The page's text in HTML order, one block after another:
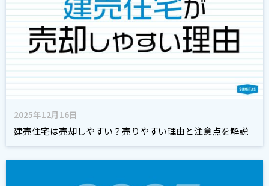
2025年12月16日
建売住宅は売却しやすい？売りやすい理由と注意点を解説